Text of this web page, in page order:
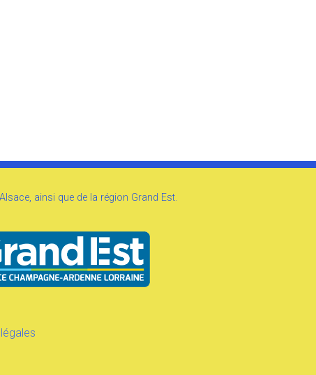
ainsi que de la région Grand Est.